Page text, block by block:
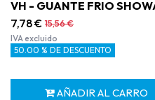
VH - GUANTE FRIO
7,78€ 15,56€
IVA excluido
50.00 % DE DESCUENTO
AÑADIR AL CARRO